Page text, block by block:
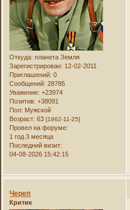
Откуда: планета Земля
Зарегистрирован: 12-02-2011
Приглашений: 0
Сообщений: 28785
Уважение: +23974
Позитив: +38091
Пол: Мужской
Возраст: 63[1962-11-25]
Провел на форуме:
1 год 3 месяца
Последний визит:
04-08-2026 15:42:15
Череп
Критик